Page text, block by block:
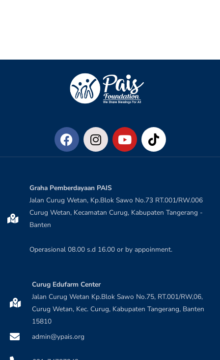
Graha Pemberdayaan PAIS
Jalan Curug Wetan, Kp.Blok Sawo No.73 RT.001/RW.006
Curug Wetan, Kecamatan Curug, Kabupaten Tangerang -
Banten
Operasional 08.00 s.d 16.00 or by appoinment.
Curug Edufarm Center
Jalan Curug Wetan Kp.Blok Sawo No.75, RT.001/RW,06,
Curug Wetan, Kec. Curug, Kabupaten Tangerang, Banten
15810
admin@ypais.org